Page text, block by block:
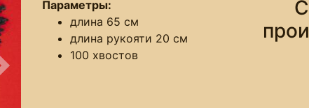
Следующее
Параметры:
длина 65 см
длина рукояти 20 см
100 хвостов